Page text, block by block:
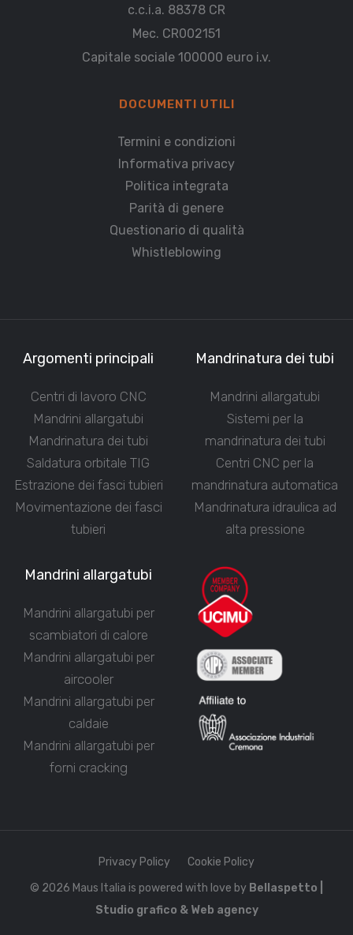
c.c.i.a. 88378 CR
Mec. CR002151
Capitale sociale 100000 euro i.v.
DOCUMENTI UTILI
Termini e condizioni
Informativa privacy
Politica integrata
Parità di genere
Questionario di qualità
Whistleblowing
Argomenti principali
Centri di lavoro CNC
Mandrini allargatubi
Mandrinatura dei tubi
Saldatura orbitale TIG
Estrazione dei fasci tubieri
Movimentazione dei fasci
tubieri
Mandrinatura dei tubi
Mandrini allargatubi
Sistemi per la
mandrinatura dei tubi
Centri CNC per la
mandrinatura automatica
Mandrinatura idraulica ad
alta pressione
Mandrini allargatubi
Mandrini allargatubi per
scambiatori di calore
Mandrini allargatubi per
aircooler
Mandrini allargatubi per
caldaie
Mandrini allargatubi per
forni cracking
© 2026 Maus Italia is powered with love by Bellaspetto |
Studio grafico & Web agency
Privacy Policy Cookie Policy